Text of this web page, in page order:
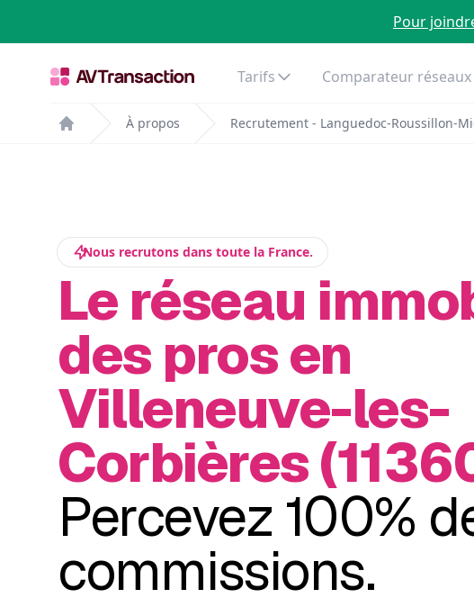
Pour
Tarifs Comparateur
Home
À propos Recrutement - Languedoc-Roussillon-
Nous recrutons dans toute la France.
Le réseau
des pros en
Villeneuve-les-
Corbières
Percevez 100%
commissions.